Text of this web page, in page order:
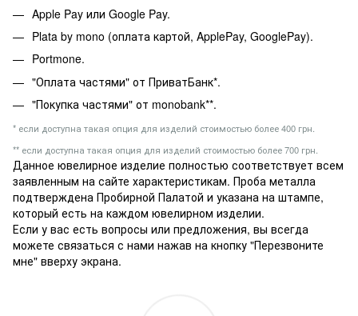
Apple Pay или Google Pay.
Plata by mono (оплата картой, ApplePay, GooglePay).
Portmone.
"Оплата частями" от ПриватБанк*.
"Покупка частями" от monobank**.
* если доступна такая опция для изделий стоимостью более 400 грн.
** если доступна такая опция для изделий стоимостью более 700 грн.
Данное ювелирное изделие полностью соответствует всем
заявленным на сайте характеристикам. Проба металла
подтверждена Пробирной Палатой и указана на штампе,
который есть на каждом ювелирном изделии.
Если у вас есть вопросы или предложения, вы всегда
можете связаться с нами нажав на кнопку "Перезвоните
мне" вверху экрана.